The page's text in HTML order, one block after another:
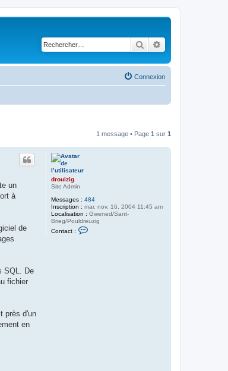
Rechercher
Connexion
1 message • Page 1 sur 1
drouizig
Site Admin
Messages : 484
Inscription : mar. nov. 16, 2004 11:45 am
Localisation : Gwened/Sant-
Brieg/Pouldreuzig
Contact :
un
à
de
SQL. De
fichier
près d'un
en